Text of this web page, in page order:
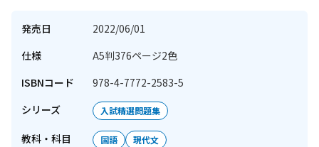
発売日
2022/06/01
仕様
A5判376ページ2色
ISBNコード
978-4-7772-2583-5
シリーズ
入試精選問題集
教科・科目 国語 現代文